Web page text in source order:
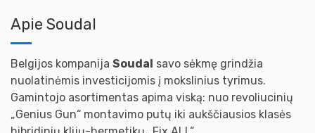
Apie Soudal
Belgijos kompanija Soudal savo sėkmę grindžia
nuolatinėmis investicijomis į mokslinius tyrimus.
Gamintojo asortimentas apima viską: nuo revoliucinių
„Genius Gun“ montavimo putų iki aukščiausios klasės